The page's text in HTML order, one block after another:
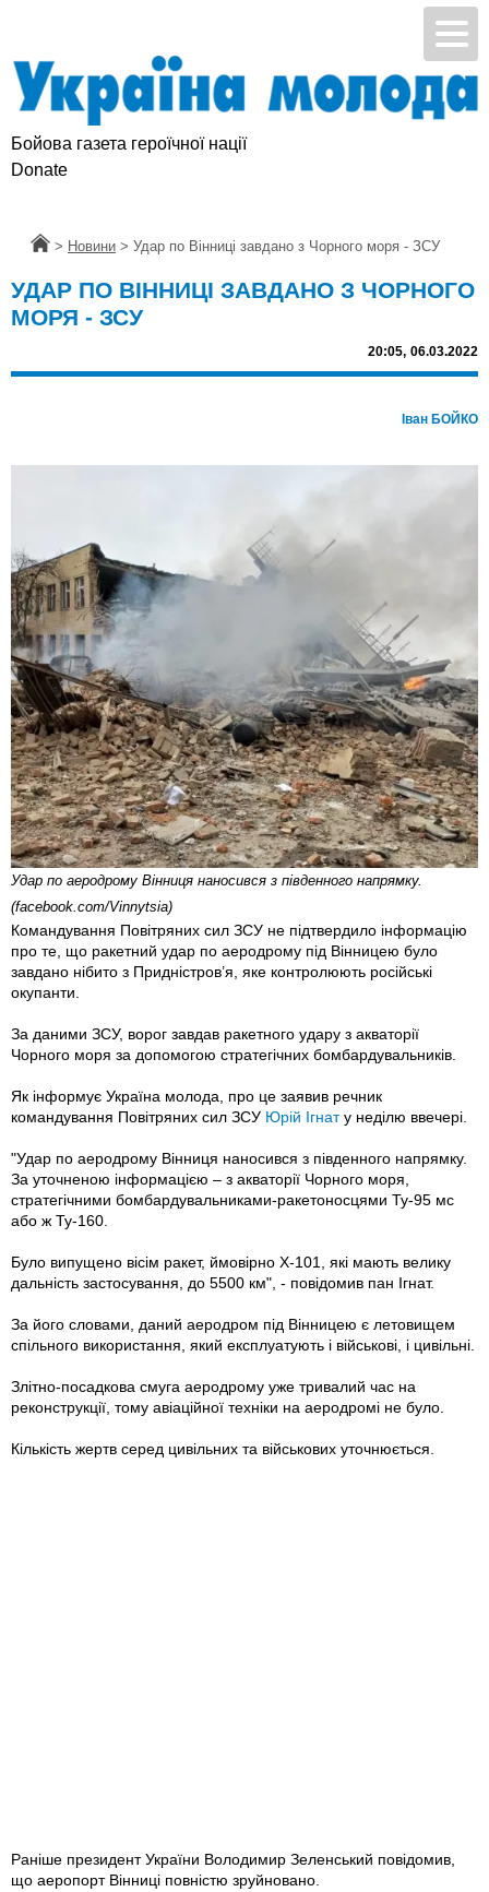
Бойова газета героїчної нації
Donate
Головна
> Новини > Удар по Вінниці завдано з Чорного моря - ЗСУ
УДАР ПО ВІННИЦІ ЗАВДАНО З ЧОРНОГО
МОРЯ - ЗСУ
20:05, 06.03.2022
Іван БОЙКО
Удар по аеродрому Вінниця наносився з південного напрямку.
(facebook.com/Vinnytsia)
Командування Повітряних сил ЗСУ не підтвердило інформацію
про те, що ракетний удар по аеродрому під Вінницею було
завдано нібито з Придністров’я, яке контролюють російські
окупанти.
За даними ЗСУ, ворог завдав ракетного удару з акваторії
Чорного моря за допомогою стратегічних бомбардувальників.
Як інформує Україна молода, про це заявив речник
командування Повітряних сил ЗСУ Юрій Ігнату неділю ввечері.
"Удар по аеродрому Вінниця наносився з південного напрямку.
За уточненою інформацією – з акваторії Чорного моря,
стратегічними бомбардувальниками-ракетоносцями Ту-95 мс
або ж Ту-160.
Було випущено вісім ракет, ймовірно Х-101, які мають велику
дальність застосування, до 5500 км", - повідомив пан Ігнат.
За його словами, даний аеродром під Вінницею є летовищем
спільного використання, який експлуатують і військові, і цивільні.
Злітно-посадкова смуга аеродрому уже тривалий час на
реконструкції, тому авіаційної техніки на аеродромі не було.
Кількість жертв серед цивільних та військових уточнюється.
Раніше президент України Володимир Зеленський повідомив,
що аеропорт Вінниці повністю зруйновано.